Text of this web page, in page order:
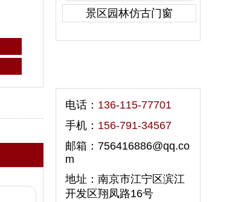
景区园林仿古门窗
电话： 136-115-77701
手机： 156-791-34567
邮箱：756416886@qq.co
m
地址：南京市江宁区滨江
开发区翔凤路16号